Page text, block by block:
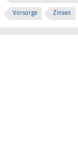
Vorsorge Zinsen